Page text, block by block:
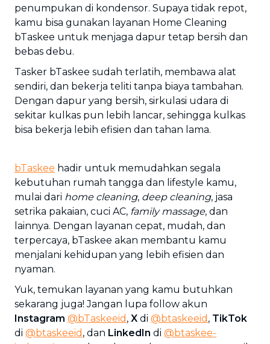
penumpukan di kondensor. Supaya tidak repot,
kamu bisa gunakan layanan Home Cleaning
bTaskee untuk menjaga dapur tetap bersih dan
bebas debu.
Tasker bTaskee sudah terlatih, membawa alat
sendiri, dan bekerja teliti tanpa biaya tambahan.
Dengan dapur yang bersih, sirkulasi udara di
sekitar kulkas pun lebih lancar, sehingga kulkas
bisa bekerja lebih efisien dan tahan lama.
bTaskee hadir untuk memudahkan segala
kebutuhan rumah tangga dan lifestyle kamu,
mulai dari home cleaning, deep cleaning, jasa
setrika pakaian, cuci AC, family massage, dan
lainnya. Dengan layanan cepat, mudah, dan
terpercaya, bTaskee akan membantu kamu
menjalani kehidupan yang lebih efisien dan
nyaman.
Yuk, temukan layanan yang kamu butuhkan
sekarang juga! Jangan lupa follow akun
Instagram @bTaskeeid , X di @btaskeeid , TikTok
di @btaskeeid , dan LinkedIn di @btaskee-